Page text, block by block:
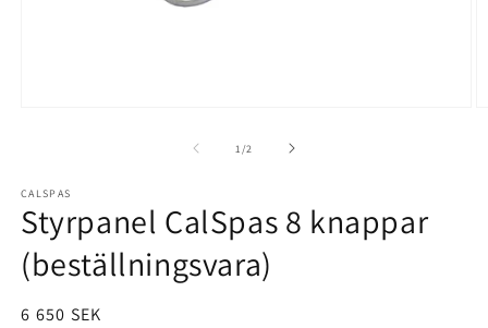
1/av2
CALSPAS
Styrpanel CalSpas 8 knappar
(beställningsvara)
Ordinarie
6 650 SEK